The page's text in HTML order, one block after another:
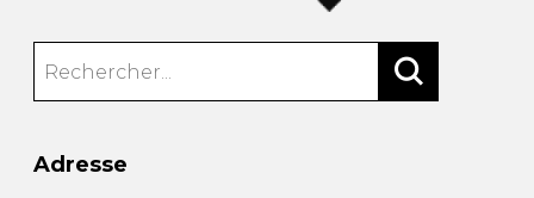
Adresse